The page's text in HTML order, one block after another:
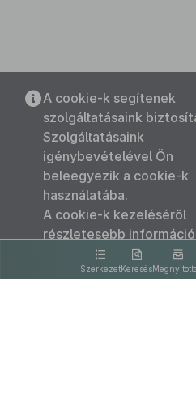
SzerkezetKeresés
A cookie-k segítenek
szolgáltatásaink
Szolgáltatásaink
igénybevételével Ön
beleegyezik a cookie-k
használatába.
A cookie-k kezeléséről
részletesebb
kattintva olvashat.